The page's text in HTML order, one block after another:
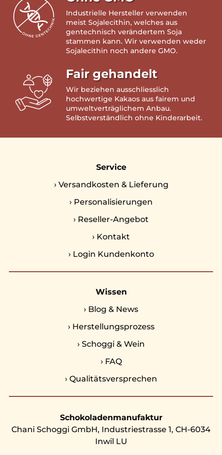
Industrielle Hersteller verwenden
meist Sojalecithin, welches aus
gentechnisch verändertem Soja
stammen kann. Wir verwenden weder
Sojalecithin noch andere GMO.
Fair gehandelt
Wir beziehen ausschliesslich
hochwertige Kakaos aus fairem und
umweltverträglichem Anbau.
Selbstverständlich ohne Kinderarbeit.
Service
› Versandkosten & Lieferung
› Personalisierungen
› Reseller-Angebot
› Kontakt
› Login Kundenkonto
Wissen
› Blog & News
› Herstellungsprozess
› Schoggi & Wein
› FAQ
› Qualitätsversprechen
Schokoladenmanufaktur
Chani Schoggi GmbH, Industriestrasse 1, CH-6034
Inwil LU